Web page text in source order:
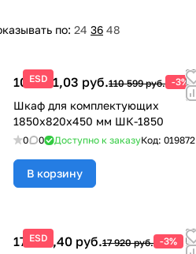
по: 24 36 48
ESD
107 281,03 руб.110 599 руб. -3%
Шкаф для комплектующих
1850х820х450 мм ШК-1850
0 0 Доступно к заказуКод: 019872
В корзину
ESD
17 382,40 руб.17 920 руб. -3%